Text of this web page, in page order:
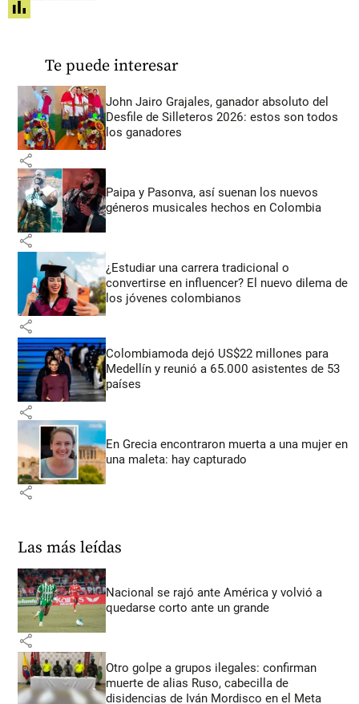
share
Te puede interesar
John Jairo Grajales, ganador absoluto del
Desfile de Silleteros 2026: estos son todos
los ganadores
share
Paipa y Pasonva, así suenan los nuevos
géneros musicales hechos en Colombia
share
¿Estudiar una carrera tradicional o
convertirse en influencer? El nuevo dilema de
los jóvenes colombianos
share
Colombiamoda dejó US$22 millones para
Medellín y reunió a 65.000 asistentes de 53
países
share
En Grecia encontraron muerta a una mujer en
una maleta: hay capturado
share
Las más leídas
Nacional se rajó ante América y volvió a
quedarse corto ante un grande
share
Otro golpe a grupos ilegales: confirman
muerte de alias Ruso, cabecilla de
disidencias de Iván Mordisco en el Meta